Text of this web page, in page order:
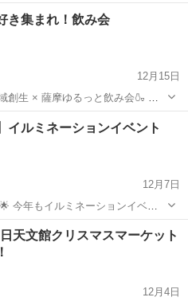
を一緒に盛り上げてくださる
地域/お祭り パフォーマンス
き集まれ！飲み会
12月15日
生 × 薩摩ゆるっと飲み会🍶 第2
島が好き」「地
地域/お祭り 飲み会
イルミネーションイベント
12月7日
今年もイルミネーションイベン
イルミネーション
天文館クリスマスマーケット
12月4日